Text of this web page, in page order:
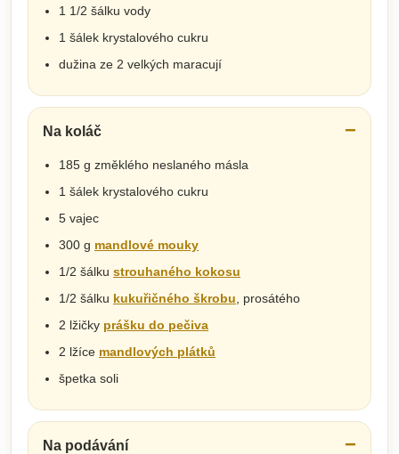
1 1/2 šálku vody
1 šálek krystalového cukru
dužina ze 2 velkých maracují
Na koláč
185 g změklého neslaného másla
1 šálek krystalového cukru
5 vajec
300 g mandlové mouky
1/2 šálku strouhaného kokosu
1/2 šálku kukuřičného škrobu , prosátého
2 lžičky prášku do pečiva
2 lžíce mandlových plátků
špetka soli
Na podávání